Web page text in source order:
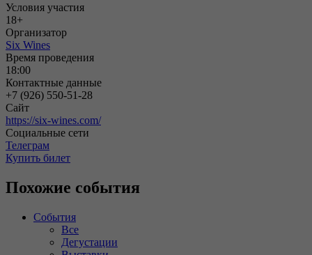
Условия участия
18+
Организатор
Six Wines
Время проведения
18:00
Контактные данные
+7 (926) 550-51-28
Сайт
https://six-wines.com/
Социальные сети
Телеграм
Купить билет
Похожие события
События
Все
Дегустации